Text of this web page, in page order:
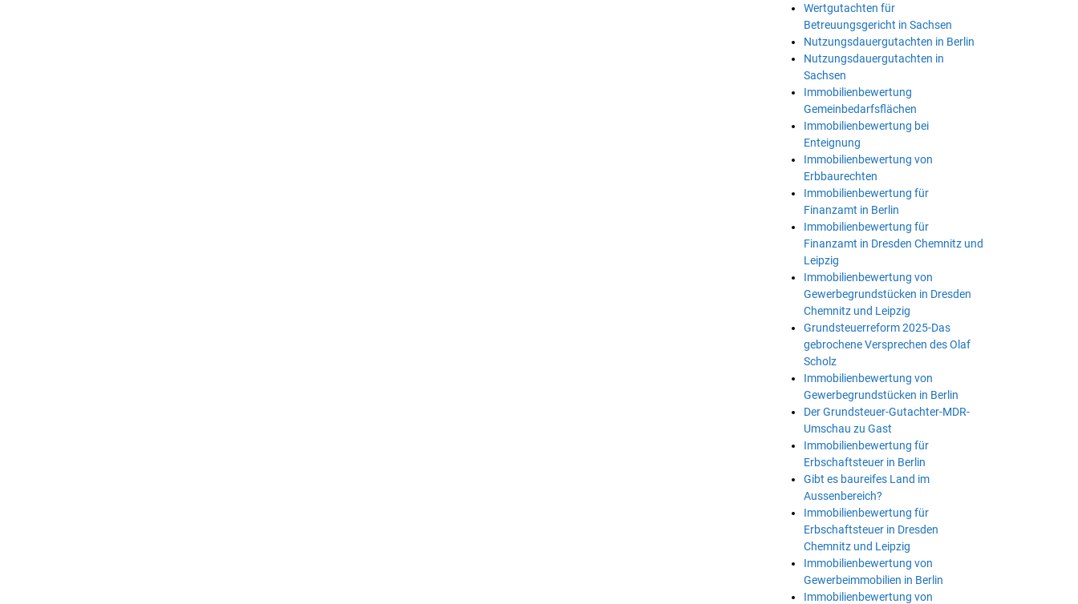
Wertgutachten für
Betreuungsgericht in Sachsen
Nutzungsdauergutachten in Berlin
Nutzungsdauergutachten in
Sachsen
Immobilienbewertung
Gemeinbedarfsflächen
Immobilienbewertung bei
Enteignung
Immobilienbewertung von
Erbbaurechten
Immobilienbewertung für
Finanzamt in Berlin
Immobilienbewertung für
Finanzamt in Dresden Chemnitz und
Leipzig
Immobilienbewertung von
Gewerbegrundstücken in Dresden
Chemnitz und Leipzig
Grundsteuerreform 2025-Das
gebrochene Versprechen des Olaf
Scholz
Immobilienbewertung von
Gewerbegrundstücken in Berlin
Der Grundsteuer-Gutachter-MDR-
Umschau zu Gast
Immobilienbewertung für
Erbschaftsteuer in Berlin
Gibt es baureifes Land im
Aussenbereich?
Immobilienbewertung für
Erbschaftsteuer in Dresden
Chemnitz und Leipzig
Immobilienbewertung von
Gewerbeimmobilien in Berlin
Immobilienbewertung von